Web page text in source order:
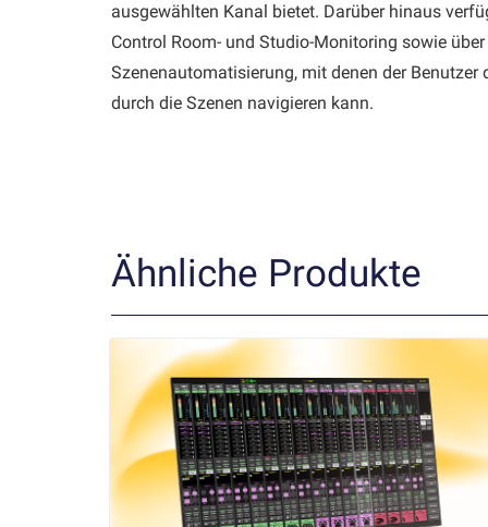
ausgewählten Kanal bietet. Darüber hinaus
Control Room- und Studio-Monitoring sowie
Szenenautomatisierung, mit denen der Benutzer
durch die Szenen navigieren kann.
Ähnliche Produkte